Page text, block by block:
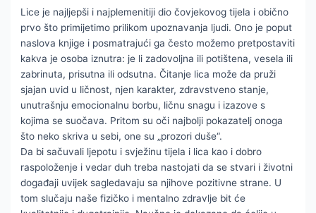
Lice je najljepši i najplemenitiji dio čovjekovog tijela i obično
prvo što primijetimo prilikom upoznavanja ljudi. Ono je poput
naslova knjige i posmatrajući ga često možemo pretpostaviti
kakva je osoba iznutra: je li zadovoljna ili potištena, vesela ili
zabrinuta, prisutna ili odsutna. Čitanje lica može da pruži
sjajan uvid u ličnost, njen karakter, zdravstveno stanje,
unutrašnju emocionalnu borbu, ličnu snagu i izazove s
kojima se suočava. Pritom su oči najbolji pokazatelj onoga
što neko skriva u sebi, one su „prozori duše“.
Da bi sačuvali ljepotu i svježinu tijela i lica kao i dobro
raspoloženje i vedar duh treba nastojati da se stvari i životni
događaji uvijek sagledavaju sa njihove pozitivne strane. U
tom slučaju naše fizičko i mentalno zdravlje bit će